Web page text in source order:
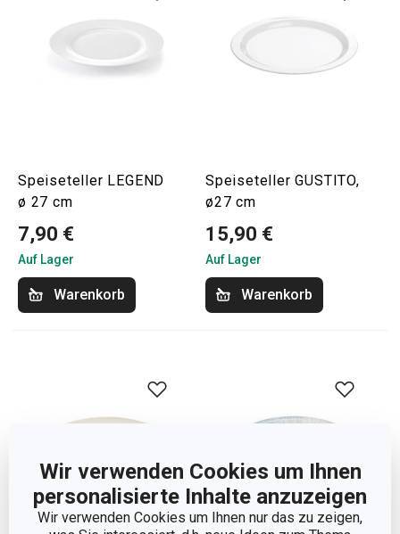
Wir verwenden Cookies um Ihnen
personalisierte Inhalte anzuzeigen
Wir verwenden Cookies um Ihnen nur das zu zeigen,
Speiseteller LEGEND
ø 27 cm
7,90 €
Auf Lager
Warenkorb
Speiseteller GUSTITO,
ø27 cm
15,90 €
Auf Lager
Warenkorb